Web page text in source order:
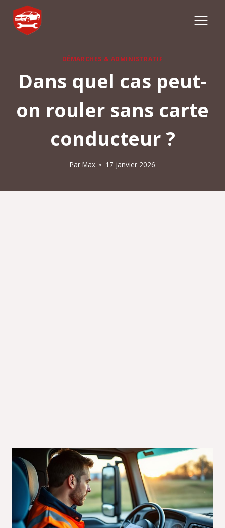
Aller
contenu
DÉMARCHES & ADMINISTRATIF
Dans quel cas peut-
on rouler sans carte
conducteur​ ?
Par Max 17 janvier 2026